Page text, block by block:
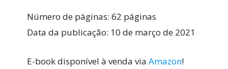
Número de páginas: 62 páginas
Data da publicação: 10 de março de 2021
E-book disponível à venda via Amazon!